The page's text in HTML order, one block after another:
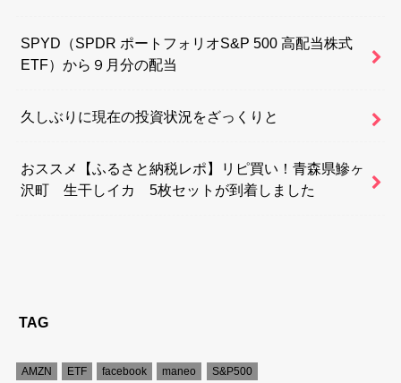
SPYD（SPDR ポートフォリオS&P 500 高配当株式
ETF）から９月分の配当
久しぶりに現在の投資状況をざっくりと
おススメ【ふるさと納税レポ】リピ買い！青森県鰺ヶ
沢町 生干しイカ 5枚セットが到着しました
TAG
AMZN ETF facebook maneo
S&P500